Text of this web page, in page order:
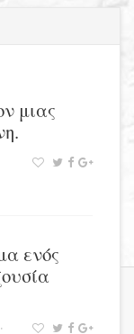
μιας
ενός
·